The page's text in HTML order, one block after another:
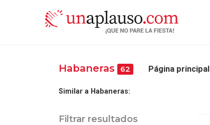
Habaneras 62 Página principal
Similar a Habaneras:
Filtrar resultados